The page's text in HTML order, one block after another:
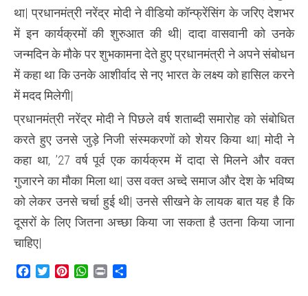
था| प्रधानमंत्री नरेंद्र मोदी ने वीडियो कॉन्फ्रेंसिंग के जरिए देशभर
में इन कार्यक्रमों की शुरुआत की थी| दादा वासवानी को उनके
जन्मदिन के मौके पर शुभकामना देते हुए प्रधानमंत्री ने अपने संबोधन
में कहा था कि उनके आशीर्वाद से नए भारत के लक्ष्य को हासिल करने
में मदद मिलेगी|
प्रधानमंत्री नरेंद्र मोदी ने पिछले वर्ष शताब्दी समारोह को संबोधित
करते हुए उनसे जुड़े निजी संस्मकरणों को शेयर किया था| मोदी ने
कहा था, ’27 वर्ष पूर्व एक कार्यक्रम में दादा से मिलने और वक्त
गुजारने का मौका मिला था| उस वक्त अच्दे समाज और देश के भविष्य
को लेकर उनसे चर्चा हुई थी| उनसे सीखने के लायक बात यह है कि
दूसरों के लिए जितना अच्छा किया जा सकता है उतना किया जाना
चाहिए|
Facebook
TwitterPinterestWhatsApp
Print